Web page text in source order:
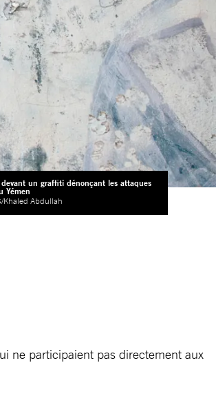
un graffiti dénonçant les attaques
Yémen
Khaled Abdullah
ne participaient pas directement aux